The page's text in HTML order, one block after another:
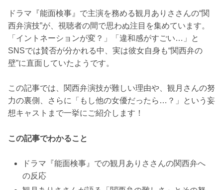
ドラマ『能面検事』で主演を務める観月ありささんの“関
西弁演技”が、視聴者の間で思わぬ注目を集めています。
「イントネーションが変？」「違和感がすごい…」と
SNSでは賛否が分かれる中、実は彼女自身も“関西弁の
壁”に直面していたようです。
この記事では、関西弁演技が難しい理由や、観月さんの努
力の裏側、さらに「もし他の女優だったら…？」という妄
想キャストまで一挙にご紹介します！
この記事でわかること
ドラマ『能面検事』での観月ありささんの関西弁へ
の反応